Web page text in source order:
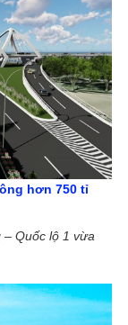
hơn 750 tỉ
Quốc lộ 1 vừa